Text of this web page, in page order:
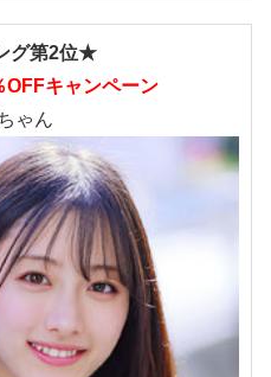
グ第2位★
OFFキャンペーン
ゃん